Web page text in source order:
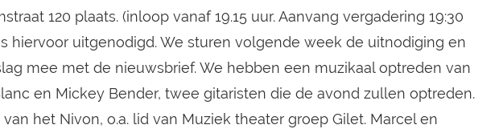
120 plaats. (inloop vanaf 19.15 uur. Aanvang vergadering 19:30
hiervoor uitgenodigd. We sturen volgende week de uitnodiging en
mee met de nieuwsbrief. We hebben een muzikaal optreden van
en Mickey Bender, twee gitaristen die de avond zullen optreden.
van het Nivon, o.a. lid van Muziek theater groep Gilet. Marcel en